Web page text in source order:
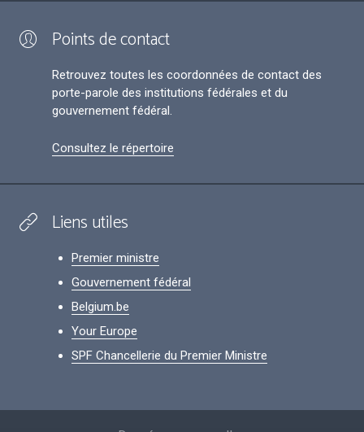
Points de contact
Retrouvez toutes les coordonnées de contact des
porte-parole des institutions fédérales et du
gouvernement fédéral.
Consultez le répertoire
Liens utiles
Premier ministre
Gouvernement fédéral
Belgium.be
Your Europe
SPF Chancellerie du Premier Ministre